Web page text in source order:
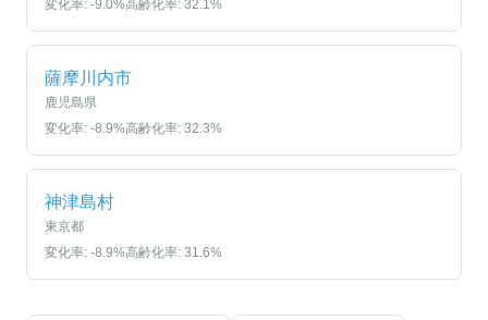
変化率: -9.0%高齢化率: 32.1%
薩摩川内市
鹿児島県
変化率: -8.9%高齢化率: 32.3%
神津島村
東京都
変化率: -8.9%高齢化率: 31.6%